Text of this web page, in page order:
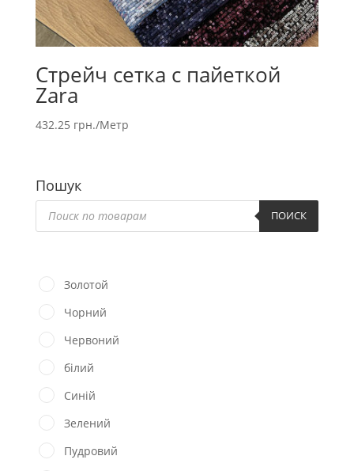
Стрейч сетка с пайеткой
Zara
432.25 грн./Метр
Пошук
Пошук
товарів ПОИСК
Золотой
Чорний
Червоний
білий
Синій
Зелений
Пудровий